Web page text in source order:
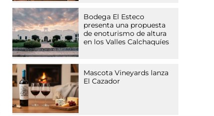
Bodega El Esteco
presenta una propuesta
de enoturismo de altura
en los Valles Calchaquíes
Mascota Vineyards lanza
El Cazador